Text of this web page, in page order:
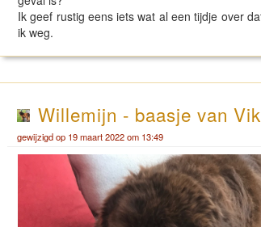
Ik geef rustig eens iets wat al een tijdje over
ik weg.
Willemijn - baasje van
gewijzigd op 19 maart 2022 om 13:49